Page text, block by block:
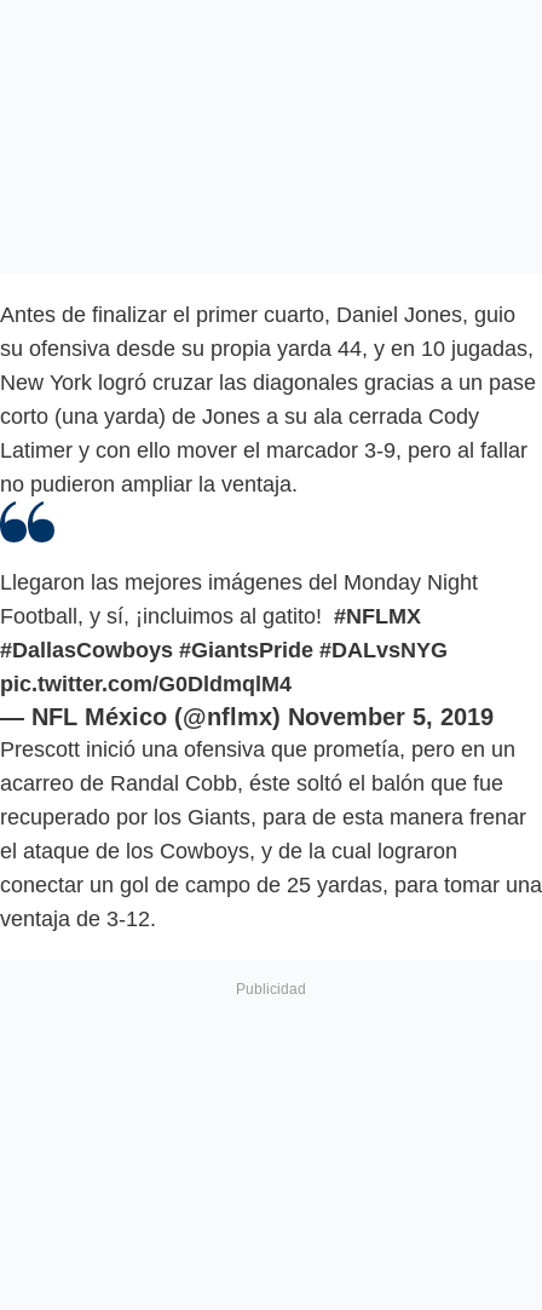
Antes de finalizar el primer cuarto, Daniel Jones, guio
su ofensiva desde su propia yarda 44, y en 10 jugadas,
New York logró cruzar las diagonales gracias a un pase
corto (una yarda) de Jones a su ala cerrada Cody
Latimer y con ello mover el marcador 3-9, pero al fallar
no pudieron ampliar la ventaja.
Llegaron las mejores imágenes del Monday Night
Football, y sí, ¡incluimos al gatito! #NFLMX
#DallasCowboys #GiantsPride #DALvsNYG
pic.twitter.com/G0DldmqlM4
— NFL México (@nflmx) November 5, 2019
Prescott inició una ofensiva que prometía, pero en un
acarreo de Randal Cobb, éste soltó el balón que fue
recuperado por los Giants, para de esta manera frenar
el ataque de los Cowboys, y de la cual lograron
conectar un gol de campo de 25 yardas, para tomar una
ventaja de 3-12.